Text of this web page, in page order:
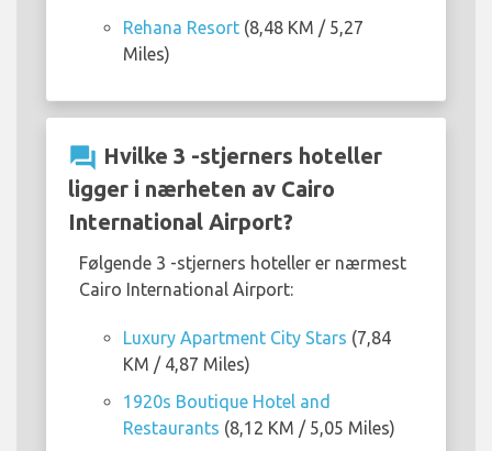
Rehana Resort (8,48 KM / 5,27
Miles)
question_answer Hvilke 3 -stjerners hoteller
ligger i nærheten av Cairo
International Airport?
Følgende 3 -stjerners hoteller er nærmest
Cairo International Airport:
Luxury Apartment City Stars (7,84
KM / 4,87 Miles)
1920s Boutique Hotel and
Restaurants (8,12 KM / 5,05 Miles)